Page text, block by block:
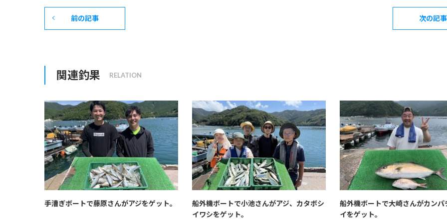
前の記事 次の記事
関連釣果
手漕ぎボートで藤原さんがアジをゲット。
船外機ボートで小池さんがアジ、カタボシ
イワシをゲット。
船外機ボートで大崎さんがカンパ
イをゲット。